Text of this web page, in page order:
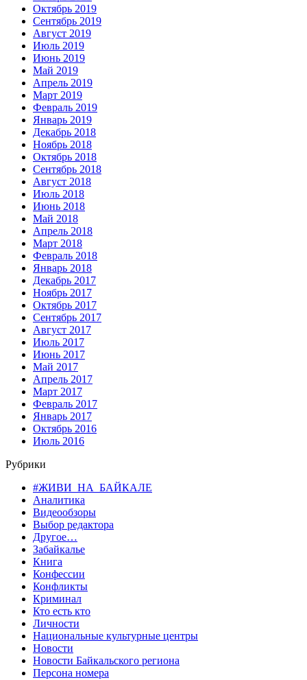
Октябрь 2019
Сентябрь 2019
Август 2019
Июль 2019
Июнь 2019
Май 2019
Апрель 2019
Март 2019
Февраль 2019
Январь 2019
Декабрь 2018
Ноябрь 2018
Октябрь 2018
Сентябрь 2018
Август 2018
Июль 2018
Июнь 2018
Май 2018
Апрель 2018
Март 2018
Февраль 2018
Январь 2018
Декабрь 2017
Ноябрь 2017
Октябрь 2017
Сентябрь 2017
Август 2017
Июль 2017
Июнь 2017
Май 2017
Апрель 2017
Март 2017
Февраль 2017
Январь 2017
Октябрь 2016
Июль 2016
Рубрики
#ЖИВИ_НА_БАЙКАЛЕ
Аналитика
Видеообзоры
Выбор редактора
Другое…
Забайкалье
Книга
Конфессии
Конфликты
Криминал
Кто есть кто
Личности
Национальные культурные центры
Новости
Новости Байкальского региона
Персона номера